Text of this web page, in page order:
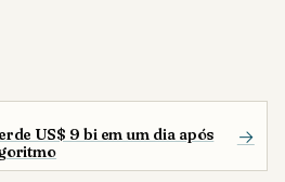
US$ 9 bi em um dia após